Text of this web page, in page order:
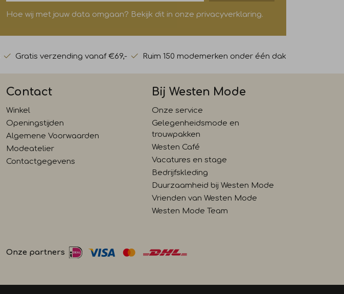
Hoe wij met jouw data omgaan? Bekijk dit in onze privacyverklaring.
Gratis verzending vanaf €69,- Ruim 150 modemerken onder één dak
Contact
Winkel
Openingstijden
Algemene Voorwaarden
Modeatelier
Contactgegevens
Bij Westen Mode
Onze service
Gelegenheidsmode en
trouwpakken
Westen Café
Vacatures en stage
Bedrijfskleding
Duurzaamheid bij Westen Mode
Vrienden van Westen Mode
Westen Mode Team
Onze partners